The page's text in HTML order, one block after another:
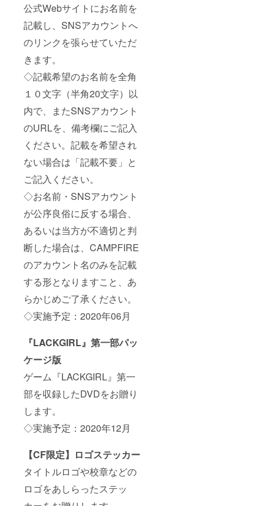
公式Webサイトにお名前を
記載し、SNSアカウントへ
のリンクを張らせていただ
きます。
◇記載希望のお名前を全角
１０文字（半角20文字）以
内で、またSNSアカウント
のURLを、備考欄にご記入
ください。記載を希望され
ない場合は「記載不要」と
ご記入ください。
◇お名前・SNSアカウント
が公序良俗に反する場合、
あるいは当方が不適切と判
断した場合は、CAMPFIRE
のアカウント名のみを記載
する形となりますこと、あ
らかじめご了承ください。
◇実施予定：2020年06月
『LACKGIRL』第一部パッ
ケージ版
ゲーム『LACKGIRL』第一
部を収録したDVDをお贈り
します。
◇実施予定：2020年12月
【CF限定】ロゴステッカー
タイトルロゴや校章などの
ロゴをあしらったステッ